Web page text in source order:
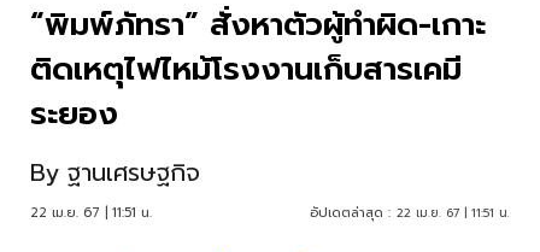
“พิมพ์ภัทรา” สั่งหาตัวผู้ทำผิด-เกาะ
ติดเหตุไฟไหม้โรงงานเก็บสารเคมี
ระยอง
By ฐานเศรษฐกิจ
22 เม.ย. 67 | 11:51 น. อัปเดตล่าสุด : 22 เม.ย. 67 | 11:51 น.